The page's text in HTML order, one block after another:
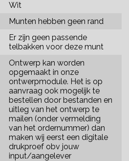
Wit
Munten hebben geen rand
Er zijn geen passende
telbakken voor deze munt
Ontwerp kan worden
opgemaakt in onze
ontwerpmodule. Het is op
aanvraag ook mogelijk te
bestellen door bestanden en
uitleg van het ontwerp te
mailen (onder vermelding
van het ordernummer) dan
maken wij eerst een digitale
drukproef obv jouw
input/aangelever